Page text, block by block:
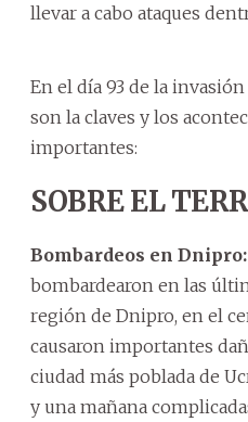
llevar a cabo ataques
En el día 93 de la
son la claves y los
importantes:
SOBRE EL
Bombardeos en Dnipro:
bombardearon en las
región de Dnipro, en el
causaron importantes
ciudad más poblada de
y una mañana